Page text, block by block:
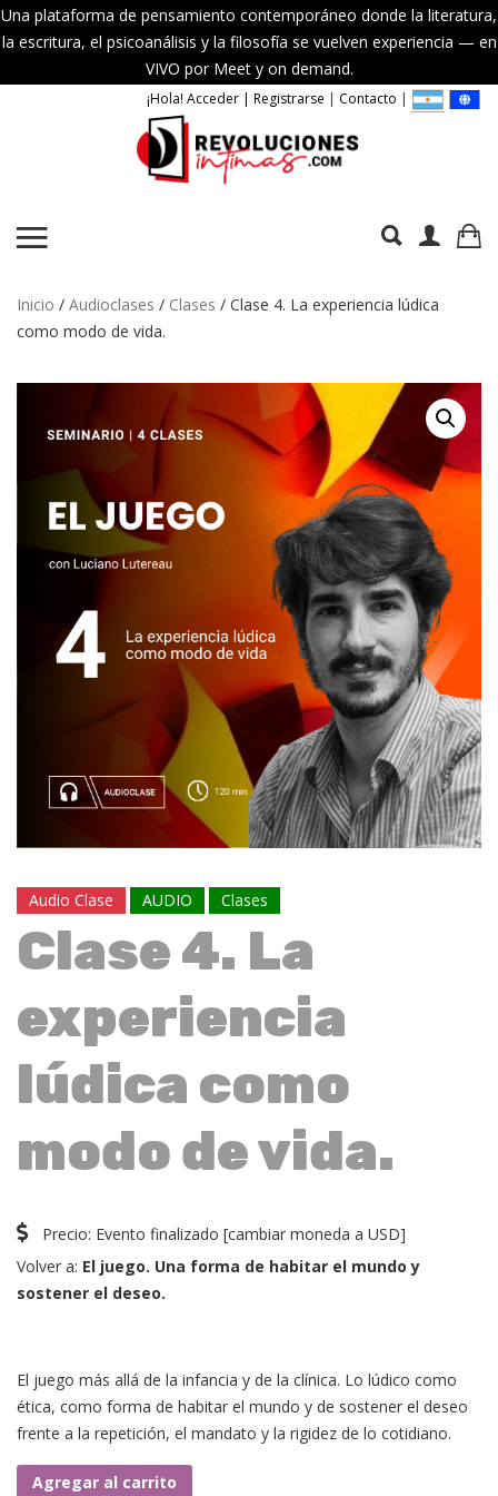
Una plataforma de pensamiento contemporáneo donde la literatura,
la escritura, el psicoanálisis y la filosofía se vuelven experiencia — en
VIVO por Meet y on demand.
¡Hola! Acceder | Registrarse | Contacto |
Inicio / Audioclases / Clases / Clase 4. La experiencia lúdica
como modo de vida.
Audio Clase AUDIO Clases
Clase 4. La
experiencia
lúdica como
modo de vida.
Precio: Evento finalizado [cambiar moneda a USD]
Volver a: El juego. Una forma de habitar el mundo y
sostener el deseo.
El juego más allá de la infancia y de la clínica. Lo lúdico como
ética, como forma de habitar el mundo y de sostener el deseo
frente a la repetición, el mandato y la rigidez de lo cotidiano.
Clase
Agregar al carrito